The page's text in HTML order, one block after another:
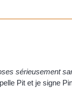
sérieusement
Pit et je signe